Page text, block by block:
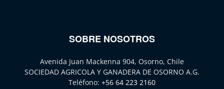
SOBRE NOSOTROS
Avenida Juan Mackenna 904, Osorno, Chile
SOCIEDAD AGRICOLA Y GANADERA DE OSORNO A.G.
Teléfono: +56 64 223 2160